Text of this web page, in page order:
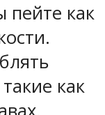
пейте как
как